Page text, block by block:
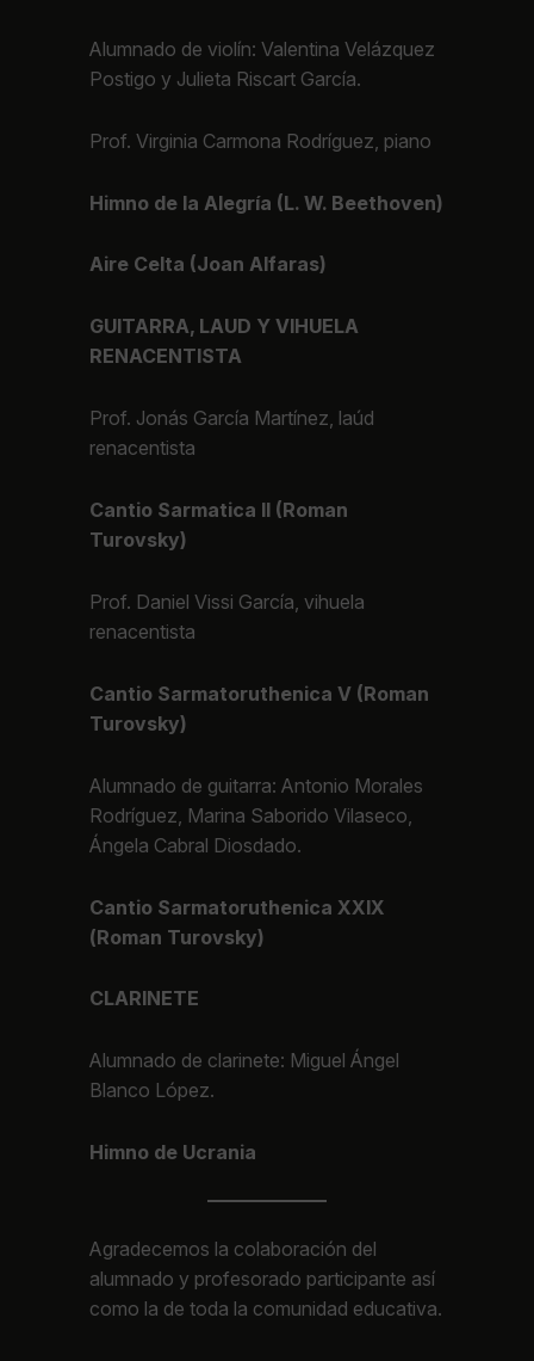
Alumnado de violín: Valentina Velázquez
Postigo y Julieta Riscart García.
Prof. Virginia Carmona Rodríguez, piano
Himno de la Alegría (L. W. Beethoven)
Aire Celta (Joan Alfaras)
GUITARRA, LAUD Y VIHUELA
RENACENTISTA
Prof. Jonás García Martínez, laúd
renacentista
Cantio Sarmatica II (Roman
Turovsky)
Prof. Daniel Vissi García, vihuela
renacentista
Cantio Sarmatoruthenica V (Roman
Turovsky)
Alumnado de guitarra: Antonio Morales
Rodríguez, Marina Saborido Vilaseco,
Ángela Cabral Diosdado.
Cantio Sarmatoruthenica XXIX
(Roman Turovsky)
CLARINETE
Alumnado de clarinete: Miguel Ángel
Blanco López.
Himno de Ucrania
Agradecemos la colaboración del
alumnado y profesorado participante así
como la de toda la comunidad educativa.